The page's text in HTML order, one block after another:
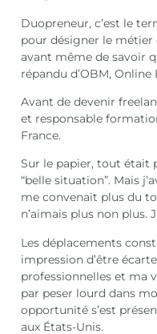
Duopreneur, c’est le
pour désigner le métier
avant même de savoir
répandu d’OBM, Online
Avant de devenir
et responsable
France.
Sur le papier, tout était
“belle situation”. Mais
me convenait plus du
n’aimais plus non plus.
Les déplacements
impression d’être
professionnelles et ma
par peser lourd dans
opportunité s’est
aux États-Unis.